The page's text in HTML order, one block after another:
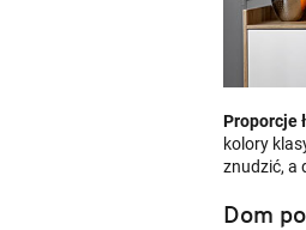
Proporcje
kolory
znudzić, a
Dom